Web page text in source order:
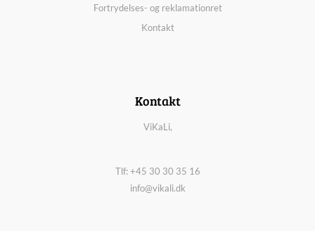
Fortrydelses- og reklamationret
Kontakt
Kontakt
ViKaLi,
Tlf: +45 30 30 35 16
info@vikali.dk